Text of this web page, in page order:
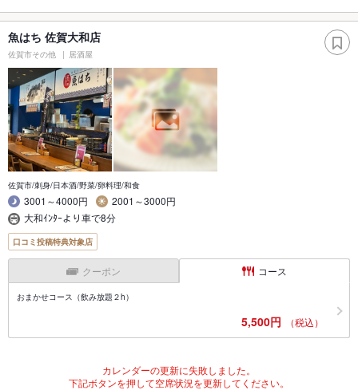
魚はち 佐賀大和店
佐賀市その他 居酒屋
佐賀市/刺身/日本酒/野菜/卵料理/和食
3001～4000円
2001～3000円
大和ｲﾝﾀｰより車で8分
口コミ投稿特典対象店
クーポン コース
おまかせコース（飲み放題２h）
5,500円 （税込）
カレンダーの更新に失敗しました。
下記ボタンを押して空席状況を更新してください。